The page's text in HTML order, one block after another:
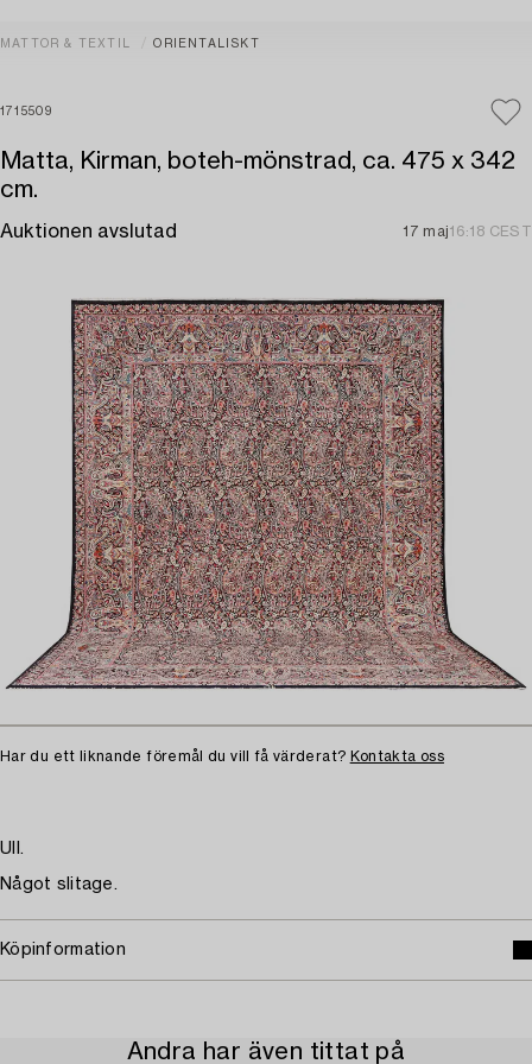
MATTOR & TEXTIL ORIENTALISKT
1715509
Matta, Kirman, boteh-mönstrad, ca. 475 x 342
cm.
Auktionen avslutad 17 maj16:18 CEST
Har du ett liknande föremål du vill få värderat? Kontakta oss
Ull.
Något slitage.
Köpinformation
Andra har även tittat på